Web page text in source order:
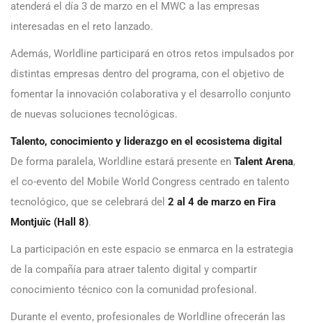
atenderá el día 3 de marzo en el MWC a las empresas
interesadas en el reto lanzado.
Además, Worldline participará en otros retos impulsados por
distintas empresas dentro del programa, con el objetivo de
fomentar la innovación colaborativa y el desarrollo conjunto
de nuevas soluciones tecnológicas.
Talento, conocimiento y liderazgo en el ecosistema digital
De forma paralela, Worldline estará presente en Talent Arena,
el co-evento del Mobile World Congress centrado en talento
tecnológico, que se celebrará del 2 al 4 de marzo en Fira
Montjuïc (Hall 8).
La participación en este espacio se enmarca en la estrategia
de la compañía para atraer talento digital y compartir
conocimiento técnico con la comunidad profesional.
Durante el evento, profesionales de Worldline ofrecerán las